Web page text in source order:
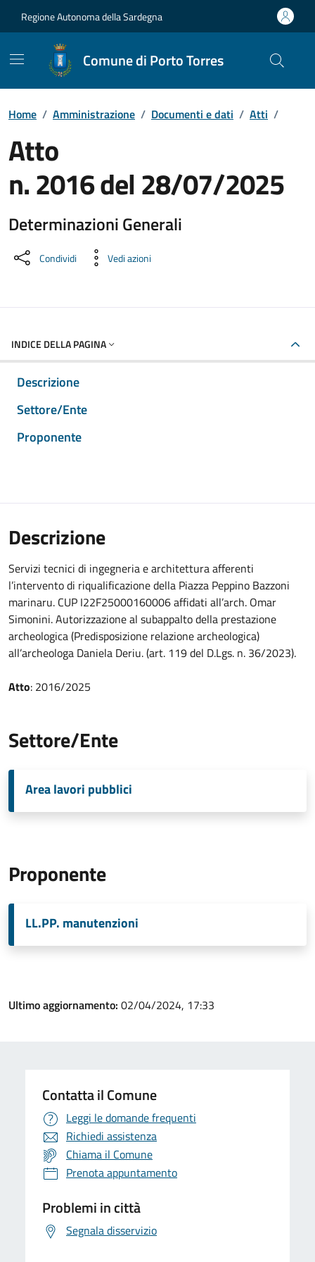
Regione Autonoma della Sardegna
Comune di Porto Torres
Home / Amministrazione / Documenti e dati / Atti /
Atto
n. 2016 del 28/07/2025
Determinazioni Generali
Dettaglio del documento
Condividi Vedi azioni
INDICE DELLA PAGINA
Descrizione
Settore/Ente
Proponente
Descrizione
Servizi tecnici di ingegneria e architettura afferenti
l’intervento di riqualificazione della Piazza Peppino Bazzoni
marinaru. CUP I22F25000160006 affidati all’arch. Omar
Simonini. Autorizzazione al subappalto della prestazione
archeologica (Predisposizione relazione archeologica)
all’archeologa Daniela Deriu. (art. 119 del D.Lgs. n. 36/2023).
Atto: 2016/2025
Settore/Ente
Area lavori pubblici
Proponente
LL.PP. manutenzioni
Ultimo aggiornamento: 02/04/2024, 17:33
Contatta il Comune
Leggi le domande frequenti
Richiedi assistenza
Chiama il Comune
Prenota appuntamento
Problemi in città
Segnala disservizio